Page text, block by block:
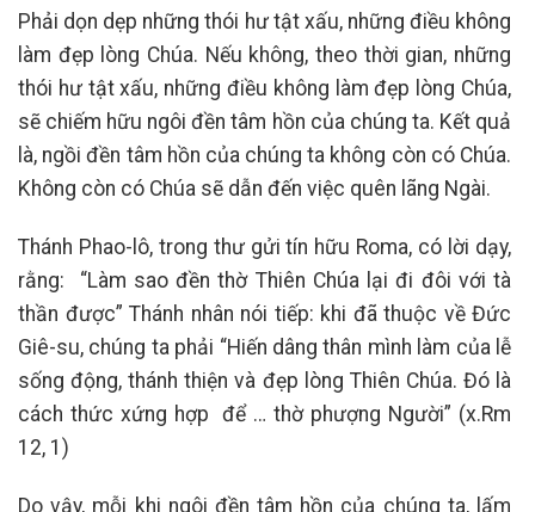
Phải dọn dẹp những thói hư tật xấu, những điều không
làm đẹp lòng Chúa. Nếu không, theo thời gian, những
thói hư tật xấu, những điều không làm đẹp lòng Chúa,
sẽ chiếm hữu ngôi đền tâm hồn của chúng ta. Kết quả
là, ngồi đền tâm hồn của chúng ta không còn có Chúa.
Không còn có Chúa sẽ dẫn đến việc quên lãng Ngài.
Thánh Phao-lô, trong thư gửi tín hữu Roma, có lời dạy,
rằng: “Làm sao đền thờ Thiên Chúa lại đi đôi với tà
thần được” Thánh nhân nói tiếp: khi đã thuộc về Đức
Giê-su, chúng ta phải “Hiến dâng thân mình làm của lễ
sống động, thánh thiện và đẹp lòng Thiên Chúa. Đó là
cách thức xứng hợp để … thờ phượng Người” (x.Rm
12, 1)
Do vậy, mỗi khi ngôi đền tâm hồn của chúng ta, lấm